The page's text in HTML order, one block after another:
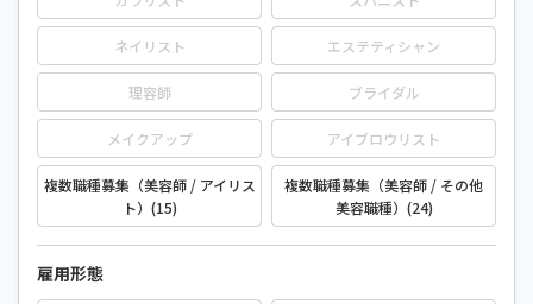
ネイリスト エステティシャン
理容師 ブライダル
メイクアップ アイブロウリスト
複数職種募集（美容師 / アイリス
ト）(15)
複数職種募集（美容師 / その他
美容職種）(24)
雇用形態